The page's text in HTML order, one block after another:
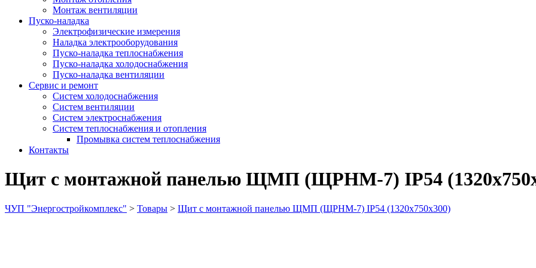
Монтаж вентиляции
Пуско-наладка
Электрофизические измерения
Наладка электрооборудования
Пуско-наладка теплоснабжения
Пуско-наладка холодоснабжения
Пуско-наладка вентиляции
Сервис и ремонт
Систем холодоснабжения
Систем вентиляции
Систем электроснабжения
Систем теплоснабжения и отопления
Промывка систем теплоснабжения
Контакты
Щит с монтажной панелью ЩМП (ЩРНМ-7) IP54
ЧУП "Энергостройкомплекс" > Товары > Щит с монтажной панелью ЩМП (ЩРНМ-7) IP54 (1320х750х300)